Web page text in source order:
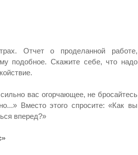
Отчет о проделанной работе,
подобное. Скажите себе, что надо
вас огорчающее, не бросайтесь
Вместо этого спросите: «Как вы
вперед?»